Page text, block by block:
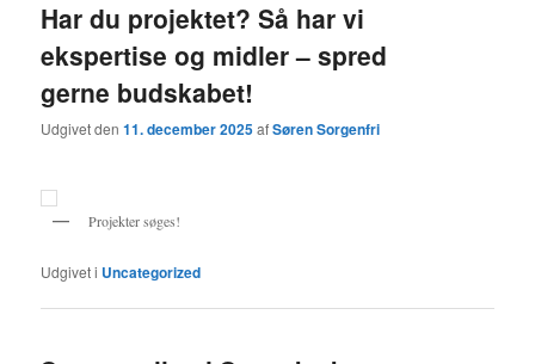
Har du projektet? Så har vi
ekspertise og midler – spred
gerne budskabet!
Udgivet den11. december 2025afSøren Sorgenfri
Projekter søges!
Udgivet i Uncategorized